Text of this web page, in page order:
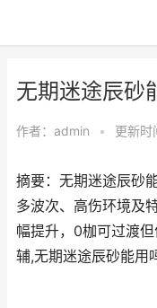
无期迷途辰砂
作者： admin • 更新
摘要：无期迷途辰砂
多波次、高伤环境及
幅提升，0枷可过渡
辅,无期迷途辰砂能用